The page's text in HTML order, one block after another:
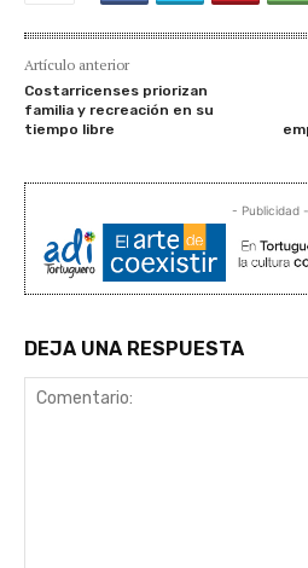
Artículo anterior
Costarricenses priorizan
familia y recreación en su
tiempo libre
- Publicidad -
DEJA UNA RESPUESTA